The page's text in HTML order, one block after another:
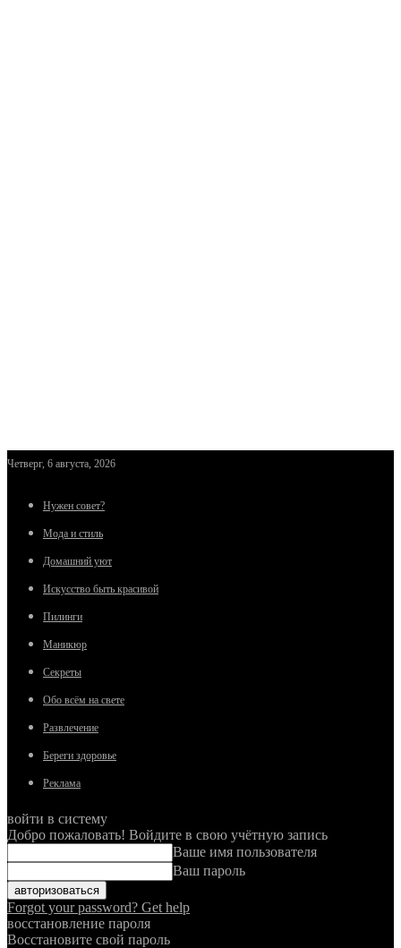
Четверг, 6 августа, 2026
Нужен совет?
Мода и стиль
Домашний уют
Искусство быть красивой
Пилинги
Маникюр
Секреты
Обо всём на свете
Развлечение
Береги здоровье
Реклама
войти в систему
Добро пожаловать! Войдите в свою учётную запись
Ваше имя пользователя
Ваш пароль
Forgot your password? Get help
восстановление пароля
Восстановите свой пароль